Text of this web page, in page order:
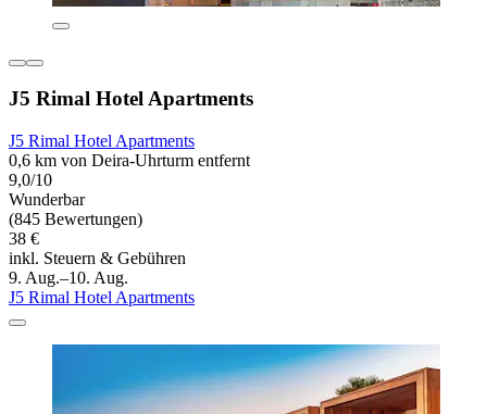
J5 Rimal Hotel Apartments
J5 Rimal Hotel Apartments
0,6 km von Deira-Uhrturm entfernt
9,0/10
Wunderbar
(845 Bewertungen)
38 €
inkl. Steuern & Gebühren
9. Aug.–10. Aug.
J5 Rimal Hotel Apartments